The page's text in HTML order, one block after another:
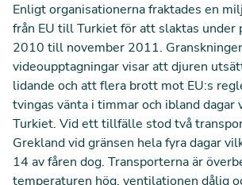
Enligt organisationerna fraktades en
från EU till Turkiet för att slaktas under
2010 till november 2011.
videoupptagningar visar att djuren
lidande och att flera brott mot EU:s
tvingas vänta i timmar och ibland dagar
Turkiet. Vid ett tillfälle stod två
Grekland vid gränsen hela fyra dagar
14 av fåren dog. Transporterna är
temperaturen hög, ventilationen dålig